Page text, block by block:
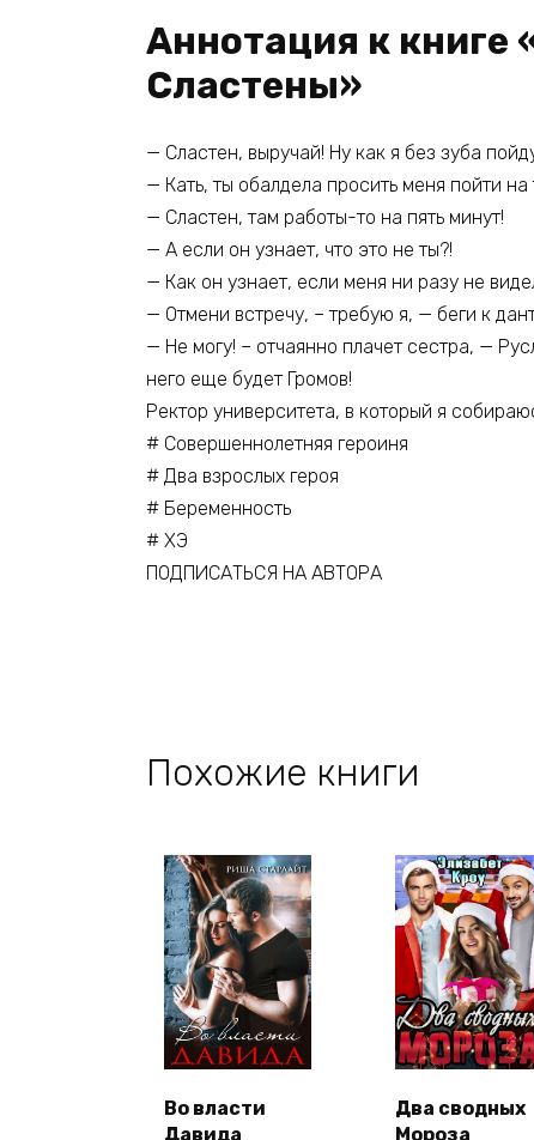
Аннотация к книге
Сластены»
— Сластен, выручай! Ну как я без зуба
— Кать, ты обалдела просить меня пойти
— Сластен, там работы-то на пять минут!
— А если он узнает, что это не ты?!
— Как он узнает, если меня ни разу не
— Отмени встречу, – требую я, — беги к
— Не могу! – отчаянно плачет сестра, —
него еще будет Громов!
Ректор университета, в который я
# Совершеннолетняя героиня
# Два взрослых героя
# Беременность
# ХЭ
ПОДПИСАТЬСЯ НА АВТОРА
Похожие книги
Во власти
Давида
Два сводных
Мороза